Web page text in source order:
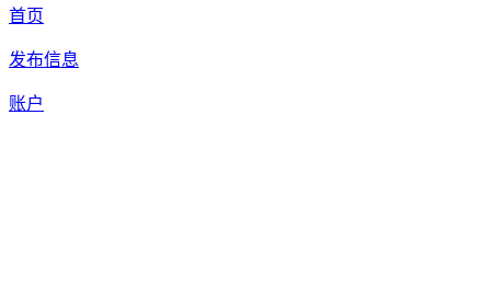
首页
发布信息
账户